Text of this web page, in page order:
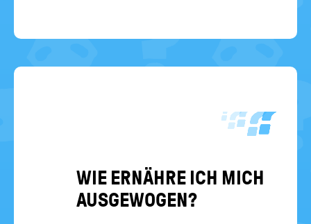
WIE ER­NÄH­RE ICH MICH
AUS­GE­WO­GEN?